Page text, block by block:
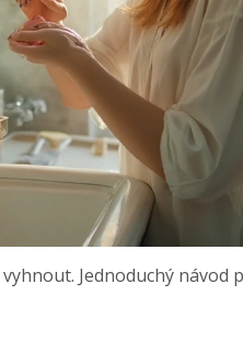
Jednoduchý návod